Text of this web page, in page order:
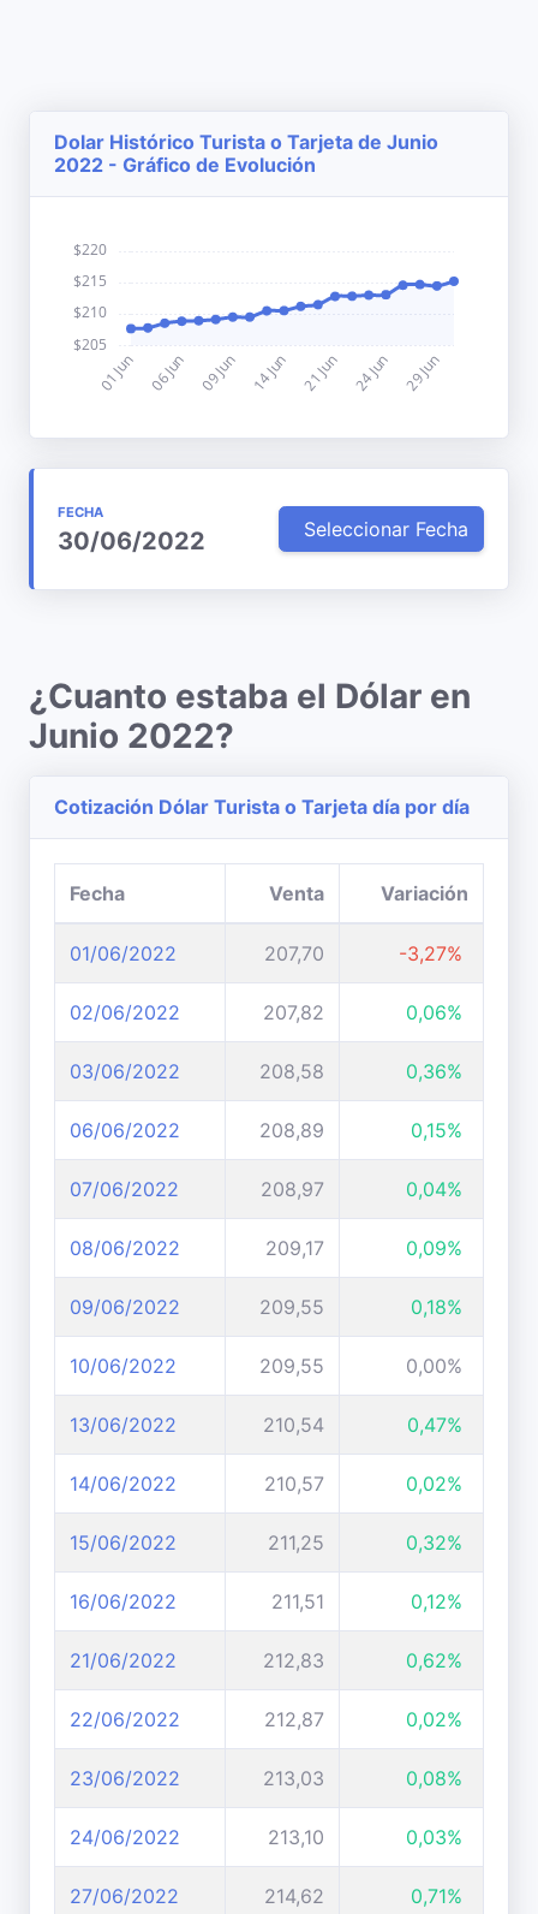
Dolar Histórico Turista o Tarjeta de Junio
2022 - Gráfico de Evolución
FECHA
30/06/2022 Seleccionar Fecha
¿Cuanto estaba el Dólar en
Junio 2022?
Cotización Dólar Turista o Tarjeta día por día
Fecha Venta Variación
01/06/2022 207,70 -3,27%
02/06/2022 207,82 0,06%
03/06/2022 208,58 0,36%
06/06/2022 208,89 0,15%
07/06/2022 208,97 0,04%
08/06/2022 209,17 0,09%
09/06/2022 209,55 0,18%
10/06/2022 209,55 0,00%
13/06/2022 210,54 0,47%
14/06/2022 210,57 0,02%
15/06/2022 211,25 0,32%
16/06/2022 211,51 0,12%
21/06/2022 212,83 0,62%
22/06/2022 212,87 0,02%
23/06/2022 213,03 0,08%
24/06/2022 213,10 0,03%
27/06/2022 214,62 0,71%